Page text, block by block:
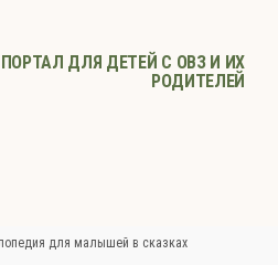
ПОРТАЛ ДЛЯ ДЕТЕЙ С ОВЗ И ИХ
РОДИТЕЛЕЙ
для малышей в сказках